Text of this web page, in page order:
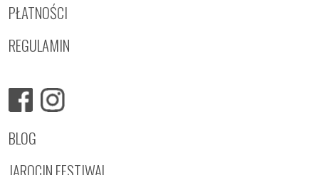
PŁATNOŚCI
REGULAMIN
BLOG
JAROCIN FESTIWAL